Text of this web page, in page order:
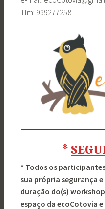
Tlm: 939277258
*
* Todos os
sua própria segurança
duração do(s)
espaço da ecoCotovia